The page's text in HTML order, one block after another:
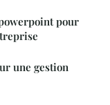
pour
une gestion